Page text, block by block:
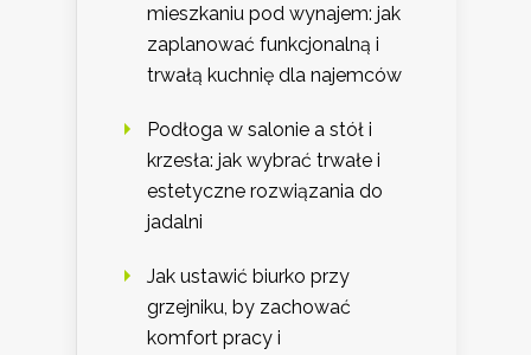
mieszkaniu pod wynajem: jak
zaplanować funkcjonalną i
trwałą kuchnię dla najemców
Podłoga w salonie a stół i
krzesła: jak wybrać trwałe i
estetyczne rozwiązania do
jadalni
Jak ustawić biurko przy
grzejniku, by zachować
komfort pracy i